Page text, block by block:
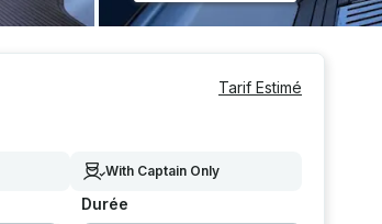
Tarif Estimé
With Captain Only
Durée